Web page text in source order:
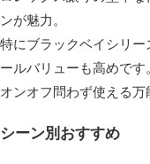
ンが魅力。
特にブラックベイシリ
ールバリューも高めです
オンオフ問わず使える万
シーン別おすすめ